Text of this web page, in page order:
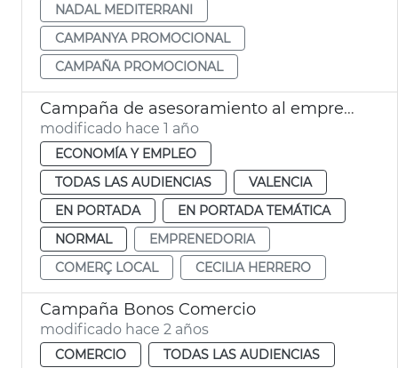
NADAL MEDITERRANI
CAMPANYA PROMOCIONAL
CAMPAÑA PROMOCIONAL
Campaña de asesoramiento al emprendimiento
modificado hace 1 año
ECONOMÍA Y EMPLEO
TODAS LAS AUDIENCIAS
VALENCIA
EN PORTADA
EN PORTADA TEMÁTICA
NORMAL
EMPRENEDORIA
COMERÇ LOCAL
CECILIA HERRERO
Campaña Bonos Comercio
modificado hace 2 años
COMERCIO
TODAS LAS AUDIENCIAS